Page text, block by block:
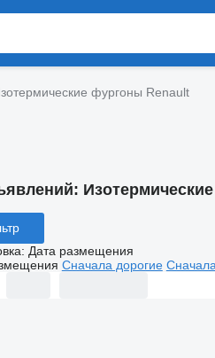
фургоны Renault
: Дата размещения
Сначала дорогие